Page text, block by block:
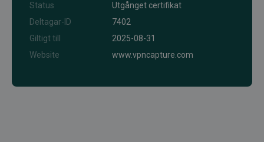
Status
Utgånget certifikat
Deltagar-ID
7402
Giltigt till
2025-08-31
Website
www.vpncapture.com